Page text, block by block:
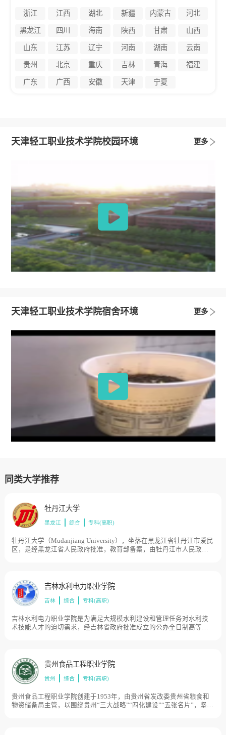
浙江 江西 湖北 新疆 内蒙古 河北
黑龙江 四川 海南 陕西 甘肃 山西
山东 江苏 辽宁 河南 湖南 云南
贵州 北京 重庆 吉林 青海 福建
广东 广西 安徽 天津 宁夏
天津轻工职业技术学院校园环境 更多
天津轻工职业技术学院宿舍环境 更多
同类大学推荐
牡丹江大学
黑龙江 综合 专科(高职)
牡丹江大学（Mudanjiang University），坐落在黑龙江省牡丹江市爱民
区，是经黑龙江省人民政府批准，教育部备案，由牡丹江市人民政府
校办学水平，市政府决定将市直机关职工大学并入牡大，1991年5月，
牡丹江市广播电视大学又合入牡丹江大学，这一资源整合增强了学校
的办学实力，扩大了办学规模。同年，学校同俄罗斯布拉戈维申斯克
吉林水利电力职业学院
吉林 综合 专科(高职)
吉林水利电力职业学院是为满足大规模水利建设和管理任务对水利技
术技能人才的迫切需求，经吉林省政府批准成立的公办全日制高等职
关专业为特色的高职院校。2018年被评为吉林省现代职业教育示范
校，目前学校总体占地面积300亩。
贵州食品工程职业学院
贵州 综合 专科(高职)
贵州食品工程职业学院创建于1953年，由贵州省发改委贵州省粮食和
物资储备局主管，以围绕贵州“三大战略”“四化建设”“五张名片”，坚持